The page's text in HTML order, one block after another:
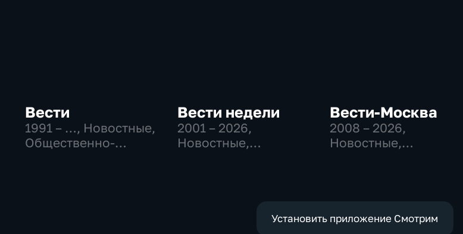
Вести
1991 – …, Новостные,
Общественно-
Вести недели
2001 – 2026,
Новостные,
Вести-Москва
2008 – 2026,
Новостные,
Установить приложение Смотрим